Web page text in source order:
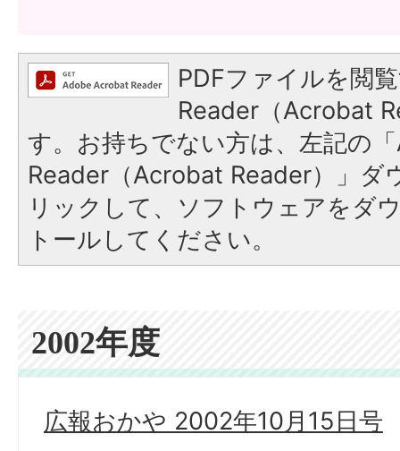
PDFファイルを閲
Reader（Acrobat
す。お持ちでない方は、左記の
Reader（Acrobat Reader）」ダ
リックして、ソフトウェアをダ
トールしてください。
2002年度
広報おかや 2002年10月15日号